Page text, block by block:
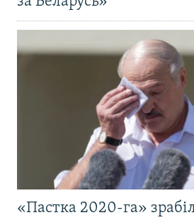
«Пастка 2020-га»